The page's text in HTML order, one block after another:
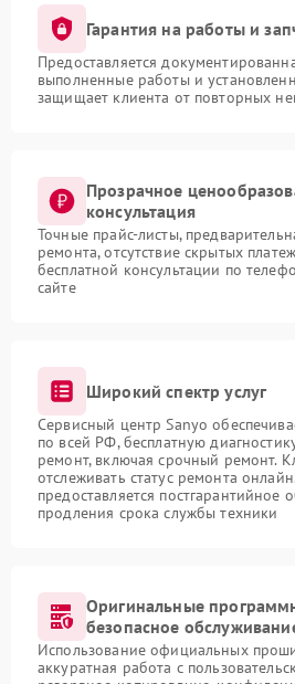
Гарантия на работы и
Предоставляется
выполненные работы и
защищает клиента от повторных
Прозрачное
консультация
Точные прайс-листы,
ремонта, отсутствие скрытых
бесплатной консультации по
сайте
Широкий спектр услуг
Сервисный центр Sanyo
по всей РФ, бесплатную
ремонт, включая срочный ремонт.
отслеживать статус ремонта
предоставляется постгарантийное
продления срока службы техники
Оригинальные
безопасное
Использование официальных
аккуратная работа с